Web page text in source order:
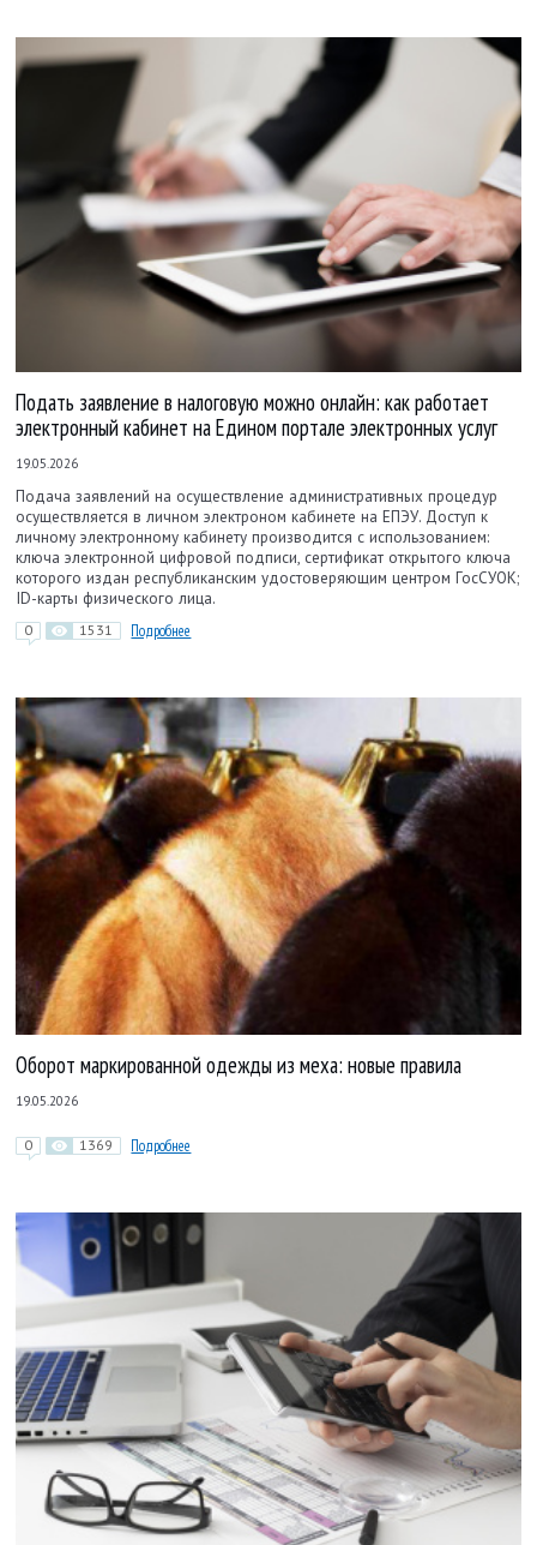
Подать заявление в налоговую можно онлайн: как работает
электронный кабинет на Едином портале электронных услуг
19.05.2026
Подача заявлений на осуществление административных процедур
осуществляется в личном электроном кабинете на ЕПЭУ. Доступ к
личному электронному кабинету производится с использованием:
ключа электронной цифровой подписи, сертификат открытого ключа
которого издан республиканским удостоверяющим центром ГосСУОК;
ID-карты физического лица.
0 1531 Подробнее
Оборот маркированной одежды из меха: новые правила
19.05.2026
0 1369 Подробнее